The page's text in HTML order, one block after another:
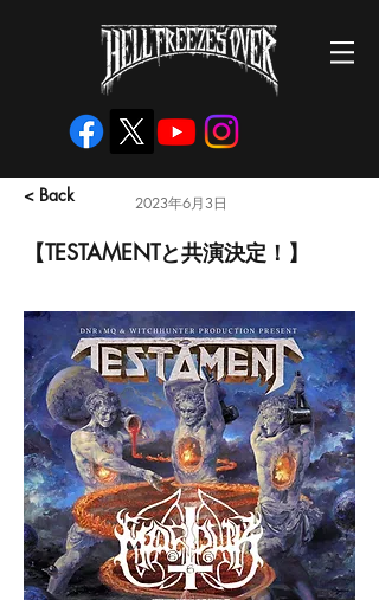
< Back 2023年6月3日
【TESTAMENTと共演決定！】